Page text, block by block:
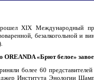
XIX Международный
безалкогольной
OREANDA «Брют белое»
более 60
Института Энологии